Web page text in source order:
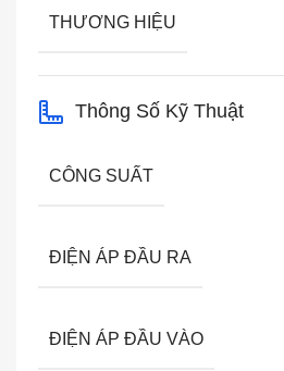
THƯƠNG HIỆU
Thông Số Kỹ Thuật
CÔNG SUẤT
ĐIỆN ÁP ĐẦU RA
ĐIỆN ÁP ĐẦU VÀO